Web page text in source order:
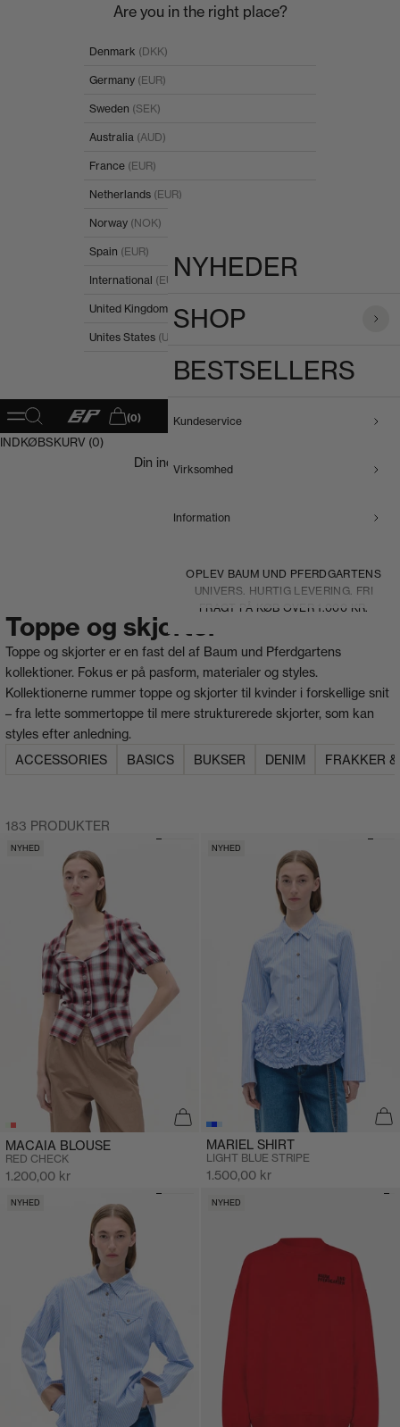
Are you in the right place?
Denmark (DKK)
Germany (EUR)
Sweden (SEK)
Australia (AUD)
France (EUR)
Netherlands (EUR)
Norway (NOK)
Spain (EUR)
International (EUR)
United Kingdom (GBP)
Unites States (USD)
Åbn navigationsmenu
Åbn søgefunktionBaum und Pferdgarten DK
Åbn indkøbskurv
(0)
NYHEDER
SHOP
BESTSELLERS
Kundeservice
Virksomhed
Information
OPLEV BAUM UND PFERDGARTENS
UNIVERS. HURTIG LEVERING. FRI
FRAGT PÅ KØB OVER 1.000 KR.
INDKØBSKURV (0)
Din indkøbskurv er tom
Toppe og skjorter
Toppe og skjorter er en fast del af Baum und Pferdgartens
kollektioner. Fokus er på pasform, materialer og styles.
Kollektionerne rummer toppe og skjorter til kvinder i forskellige snit
– fra lette sommertoppe til mere strukturerede skjorter, som kan
styles efter anledning.
ACCESSORIES
BASICS BUKSER DENIM FRAKKER
183 PRODUKTER
NYHED
MACAIA BLOUSE
RED CHECK
Salgspris
1.200,00 kr
NYHED
MARIEL SHIRT
LIGHT BLUE STRIPE
Salgspris
1.500,00 kr
NYHED NYHED
PRODUKTER